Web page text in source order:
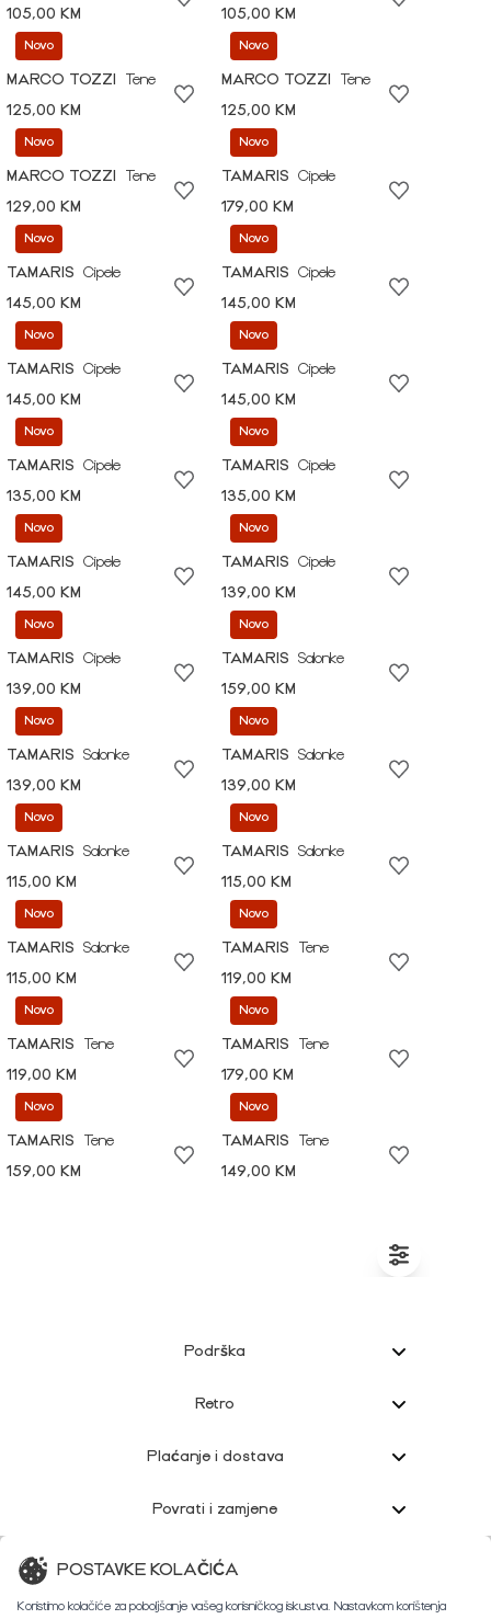
105,00 KM
105,00 KM
Novo
MARCO TOZZI
Tene
125,00 KM
Novo
MARCO TOZZI
Tene
125,00 KM
Novo
MARCO TOZZI
Tene
129,00 KM
Novo
TAMARIS
Cipele
179,00 KM
Novo
TAMARIS
Cipele
145,00 KM
Novo
TAMARIS
Cipele
145,00 KM
Novo
TAMARIS
Cipele
145,00 KM
Novo
TAMARIS
Cipele
145,00 KM
Novo
TAMARIS
Cipele
135,00 KM
Novo
TAMARIS
Cipele
135,00 KM
Novo
TAMARIS
Cipele
145,00 KM
Novo
TAMARIS
Cipele
139,00 KM
Novo
TAMARIS
Cipele
139,00 KM
Novo
TAMARIS
Salonke
159,00 KM
Novo
TAMARIS
Salonke
139,00 KM
Novo
TAMARIS
Salonke
139,00 KM
Novo
TAMARIS
Salonke
115,00 KM
Novo
TAMARIS
Salonke
115,00 KM
Novo
TAMARIS
Salonke
115,00 KM
Novo
TAMARIS
Tene
119,00 KM
Novo
TAMARIS
Tene
119,00 KM
Novo
TAMARIS
Tene
179,00 KM
Novo
TAMARIS
Tene
159,00 KM
Novo
TAMARIS
Tene
149,00 KM
Podrška
Retro
Plaćanje i dostava
Povrati i zamjene
Korisnička podrška
POSTAVKE KOLAČIĆA
Koristimo kolačiće za poboljšanje vašeg korisničkog iskustva. Nastavkom korištenja